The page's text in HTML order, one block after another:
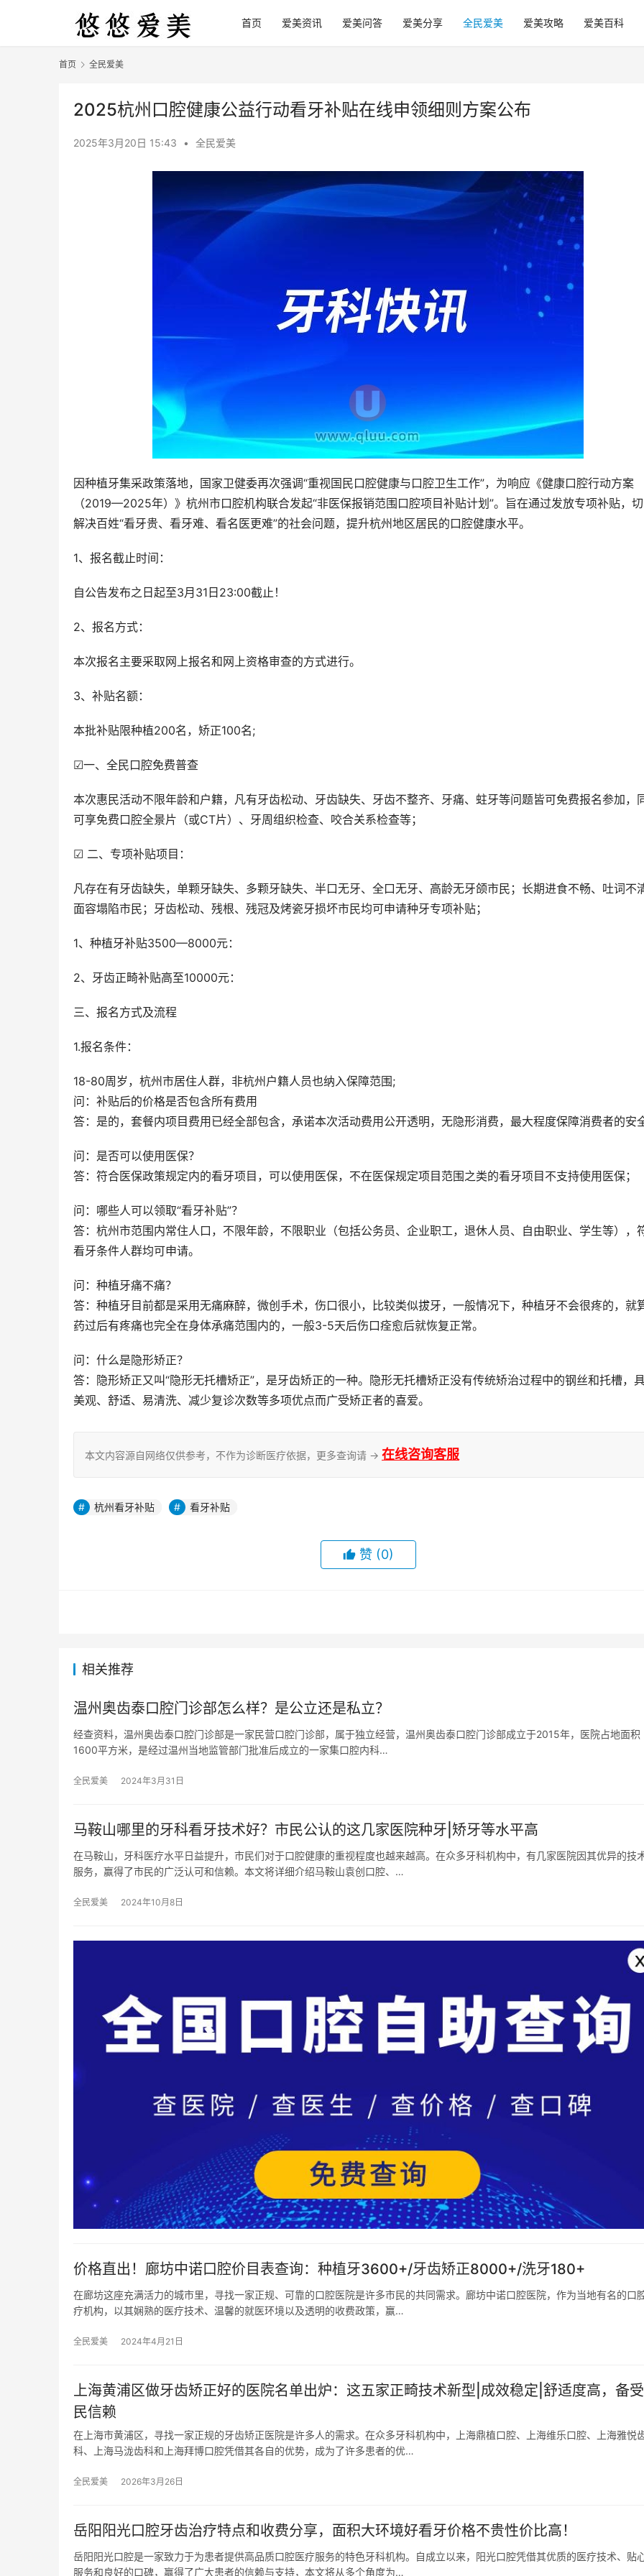
首页 爱美资讯 爱美问答 爱美分享 全民爱美 爱美攻略 爱美百科
首页 全民爱美
2025杭州口腔健康公益行动看牙补贴在线申领细则方案公布
2025年3月20日 15:43 • 全民爱美
因种植牙集采政策落地，国家卫健委再次强调“重视国民口腔健康与口腔卫生工作”，为响应《健康口腔行动方案
（2019—2025年）》杭州市口腔机构联合发起“非医保报销范围口腔项目补贴计划”。旨在通过发放专项补贴，
解决百姓“看牙贵、看牙难、看名医更难”的社会问题，提升杭州地区居民的口腔健康水平。
1、报名截止时间：
自公告发布之日起至3月31日23:00截止！
2、报名方式：
本次报名主要采取网上报名和网上资格审查的方式进行。
3、补贴名额：
本批补贴限种植200名，矫正100名;
☑一、全民口腔免费普查
本次惠民活动不限年龄和户籍，凡有牙齿松动、牙齿缺失、牙齿不整齐、牙痛、蛀牙等问题皆可免费报名参加，
可享免费口腔全景片（或CT片）、牙周组织检查、咬合关系检查等；
☑ 二、专项补贴项目：
凡存在有牙齿缺失，单颗牙缺失、多颗牙缺失、半口无牙、全口无牙、高龄无牙颌市民；长期进食不畅、吐词不
面容塌陷市民；牙齿松动、残根、残冠及烤瓷牙损坏市民均可申请种牙专项补贴；
1、种植牙补贴3500—8000元：
2、牙齿正畸补贴高至10000元：
三、报名方式及流程
1.报名条件：
18-80周岁，杭州市居住人群，非杭州户籍人员也纳入保障范围;
问：补贴后的价格是否包含所有费用
答：是的，套餐内项目费用已经全部包含，承诺本次活动费用公开透明，无隐形消费，最大程度保障消费者的安
问：是否可以使用医保？
答：符合医保政策规定内的看牙项目，可以使用医保，不在医保规定项目范围之类的看牙项目不支持使用医保；
问：哪些人可以领取“看牙补贴”？
答：杭州市范围内常住人口，不限年龄，不限职业（包括公务员、企业职工，退休人员、自由职业、学生等），
看牙条件人群均可申请。
问：种植牙痛不痛？
答：种植牙目前都是采用无痛麻醉，微创手术，伤口很小，比较类似拔牙，一般情况下，种植牙不会很疼的，就
药过后有疼痛也完全在身体承痛范围内的，一般3-5天后伤口痊愈后就恢复正常。
问：什么是隐形矫正？
答：隐形矫正又叫“隐形无托槽矫正”，是牙齿矫正的一种。隐形无托槽矫正没有传统矫治过程中的钢丝和托槽，
美观、舒适、易清洗、减少复诊次数等多项优点而广受矫正者的喜爱。
本文内容源自网络仅供参考，不作为诊断医疗依据，更多查询请 → 在线咨询客服
杭州看牙补贴 看牙补贴
赞 (0)
相关推荐
温州奥齿泰口腔门诊部怎么样？是公立还是私立？
经查资料，温州奥齿泰口腔门诊部是一家民营口腔门诊部，属于独立经营，温州奥齿泰口腔门诊部成立于2015年，医院占地面积
1600平方米，是经过温州当地监管部门批准后成立的一家集口腔内科…
全民爱美 2024年3月31日
马鞍山哪里的牙科看牙技术好？市民公认的这几家医院种牙|矫牙等水平高
在马鞍山，牙科医疗水平日益提升，市民们对于口腔健康的重视程度也越来越高。在众多牙科机构中，有几家医院因其优异的技
服务，赢得了市民的广泛认可和信赖。本文将详细介绍马鞍山袁创口腔、…
全民爱美 2024年10月8日
价格直出！廊坊中诺口腔价目表查询：种植牙3600+/牙齿矫正8000+/洗牙180+
在廊坊这座充满活力的城市里，寻找一家正规、可靠的口腔医院是许多市民的共同需求。廊坊中诺口腔医院，作为当地有名的口
疗机构，以其娴熟的医疗技术、温馨的就医环境以及透明的收费政策，赢…
全民爱美 2024年4月21日
上海黄浦区做牙齿矫正好的医院名单出炉：这五家正畸技术新型|成效稳定|舒适度高，备
民信赖
在上海市黄浦区，寻找一家正规的牙齿矫正医院是许多人的需求。在众多牙科机构中，上海鼎植口腔、上海维乐口腔、上海雅悦
科、上海马泷齿科和上海拜博口腔凭借其各自的优势，成为了许多患者的优…
全民爱美 2026年3月26日
岳阳阳光口腔牙齿治疗特点和收费分享，面积大环境好看牙价格不贵性价比高！
岳阳阳光口腔是一家致力于为患者提供高品质口腔医疗服务的特色牙科机构。自成立以来，阳光口腔凭借其优质的医疗技术、贴
服务和良好的口碑，赢得了广大患者的信赖与支持，本文将从多个角度为…